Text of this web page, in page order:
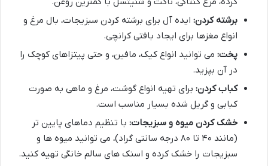
برشته کردن: ایده آل برای برشته کردن سبزیجات، بال مرغ و
انواع مغزها برای ایجاد بافتی کرانچی.
پخت: می توانید انواع کیک، مافین، و حتی پیتزاهای کوچک را
در آن بپزید.
کباب کردن: برای تهیه انواع گوشت، مرغ و ماهی به صورت
کبابی و گریل شده بسیار مناسب است.
خشک کردن میوه و سبزیجات: با تنظیم دماهای پایین تر
(مانند ۴۰ تا ۸۰ درجه سانتی گراد)، می توانید میوه ها و
سبزیجات را خشک کرده و اسنک های سالم خانگی تهیه کنید.